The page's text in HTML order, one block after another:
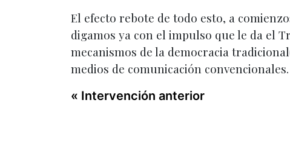
El efecto rebote de todo esto, a
digamos ya con el impulso que le da el
mecanismos de la democracia
medios de comunicación
« Intervención anterior